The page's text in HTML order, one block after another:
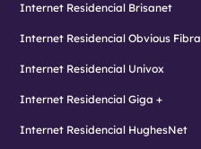
Internet Residencial Brisanet
Internet Residencial Obvious Fibra
Internet Residencial Univox
Internet Residencial Giga +
Internet Residencial HughesNet